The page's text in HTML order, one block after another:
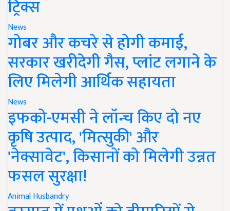
ट्रिक्स
News
गोबर और कचरे से होगी कमाई,
सरकार खरीदेगी गैस, प्लांट लगाने के
लिए मिलेगी आर्थिक सहायता
News
इफको-एमसी ने लॉन्च किए दो नए
कृषि उत्पाद, 'मित्सुकी' और
'नेक्सावेट', किसानों को मिलेगी उन्नत
फसल सुरक्षा!
Animal Husbandry